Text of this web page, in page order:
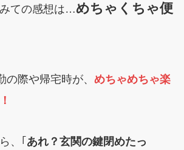
ての感想は…めちゃくちゃ便
の際や帰宅時が、 めちゃめちゃ楽
、｢ あれ？玄関の鍵閉めたっ